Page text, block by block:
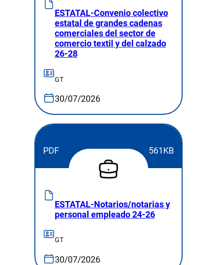
ESTATAL-Convenio colectivo
estatal de grandes cadenas
comerciales del sector de
comercio textil y del calzado
26-28
GT
30/07/2026
PDF 561KB
ESTATAL-Notarios/notarias y
personal empleado 24-26
GT
30/07/2026